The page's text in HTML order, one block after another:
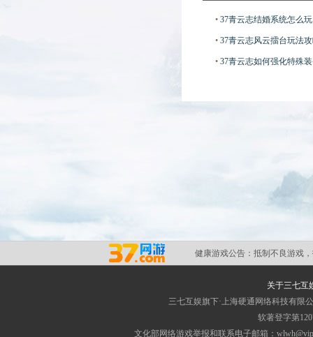
• 37青云志结婚系统怎么玩
• 37青云志风云擂台玩法
• 37青云志如何强化特殊
健康游戏公告： 抵制不良游戏
关于三七互
三七互娱旗下·上海硬通网络科技有限
软著登字第
文化部网络游戏举报和联系电子邮箱：